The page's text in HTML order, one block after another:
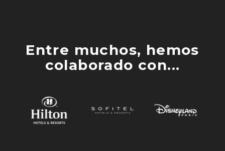
Entre muchos, hemos
colaborado con...